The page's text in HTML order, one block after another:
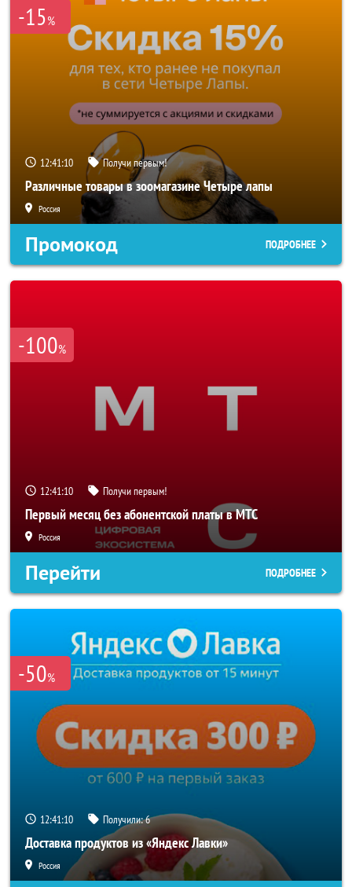
-15%
12:41:08 Получи первым!
Различные товары в зоомагазине Четыре лапы
Россия
Промокод ПОДРОБНЕЕ
-100%
12:41:08 Получи первым!
Первый месяц без абонентской платы в МТС
Россия
Перейти ПОДРОБНЕЕ
-50%
12:41:08 Получили:6
Доставка продуктов из «Яндекс Лавки»
Россия